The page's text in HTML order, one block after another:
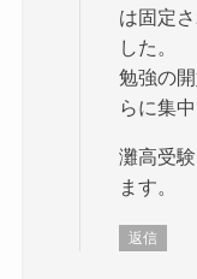
は固定
した。
勉強の
らに集
灘高受
ます。
返信